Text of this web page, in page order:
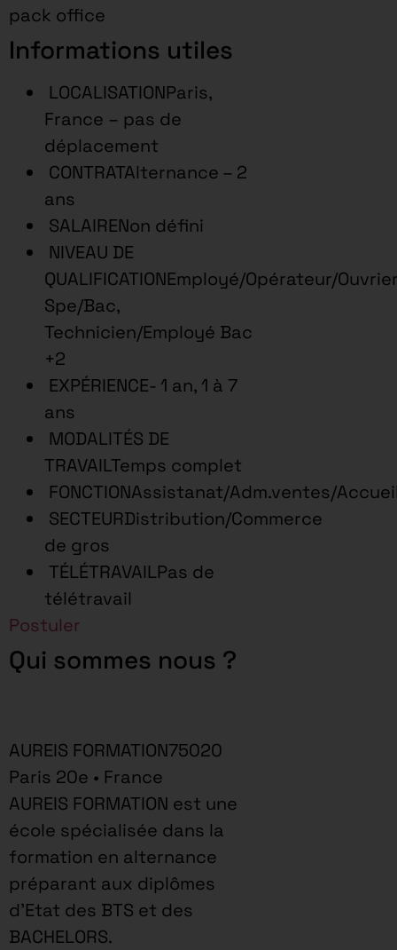
pack office
Informations utiles
LOCALISATIONParis,
France – pas de
déplacement
CONTRATAlternance – 2
ans
SALAIRENon défini
NIVEAU DE
QUALIFICATIONEmployé/Opérateur/
Spe/Bac,
Technicien/Employé Bac
+2
EXPÉRIENCE- 1 an, 1 à 7
ans
MODALITÉS DE
TRAVAILTemps complet
FONCTIONAssistanat/Adm.ventes/
SECTEURDistribution/Commerce
de gros
TÉLÉTRAVAILPas de
télétravail
Postuler
Qui sommes nous ?
AUREIS FORMATION75020
Paris 20e • France
AUREIS FORMATION est une
école spécialisée dans la
formation en alternance
préparant aux diplômes
d’Etat des BTS et des
BACHELORS.